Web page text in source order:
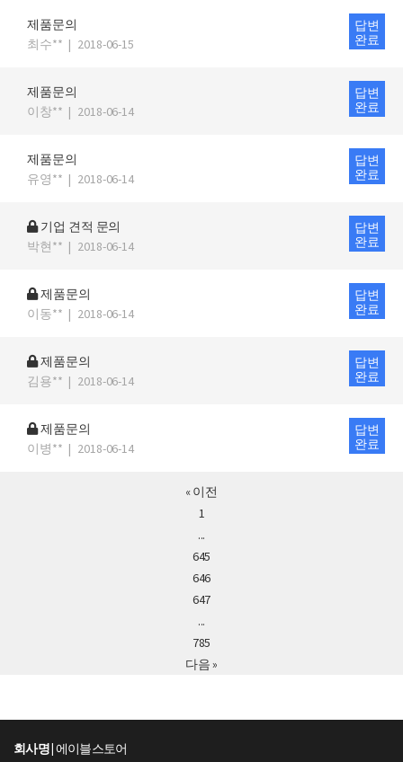
제품문의
최수** | 2018-06-15
답변
완료
제품문의
이창** | 2018-06-14
답변
완료
제품문의
유영** | 2018-06-14
답변
완료
기업 견적 문의
박현** | 2018-06-14
답변
완료
제품문의
이동** | 2018-06-14
답변
완료
제품문의
김용** | 2018-06-14
답변
완료
제품문의
이병** | 2018-06-14
답변
완료
« 이전
1
...
645
646
647
...
785
다음 »
회사명 |에이블스토어